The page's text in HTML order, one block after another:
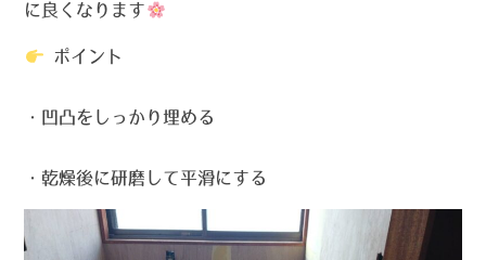
に良くなります
ポイント
・凹凸をしっかり埋める
・乾燥後に研磨して平滑にする